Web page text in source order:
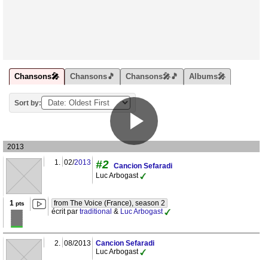
Chansons🎤 Chansons🎵 Chansons🎤🎵 Albums🎤
Sort by:
2013
1. 02/2013 #2 Cancion Sefaradi
Luc Arbogast
1 pts
from The Voice (France), season 2
écrit par traditional & Luc Arbogast
2. 08/2013 Cancion Sefaradi
Luc Arbogast